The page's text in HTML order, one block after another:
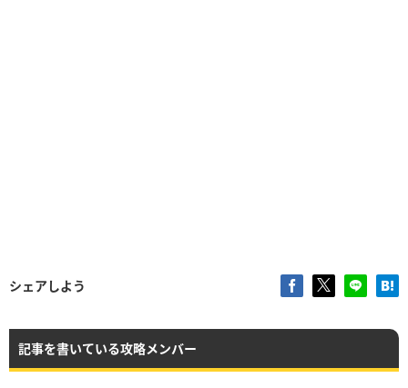
シェアしよう
記事を書いている攻略メンバー